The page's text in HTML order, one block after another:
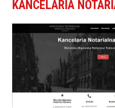
KANCELARIA